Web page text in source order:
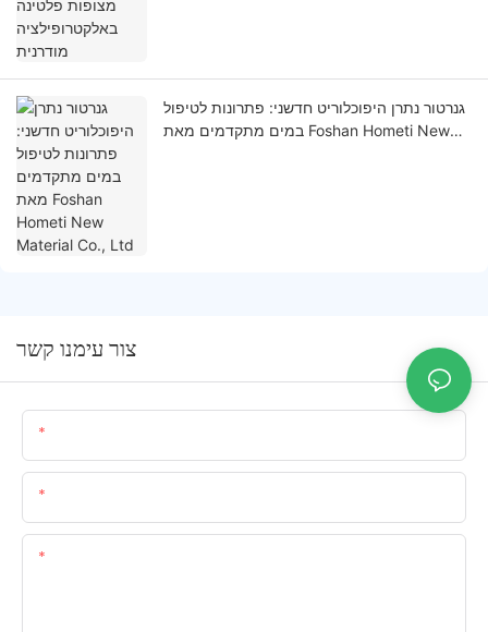
גנרטור נתרן היפוכלוריט חדשני: פתרונות לטיפול
במים מתקדמים מאת Foshan Hometi New
צור עימנו קשר